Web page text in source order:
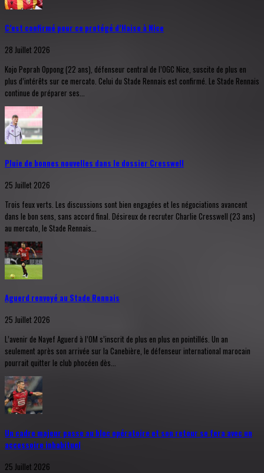
C’est confirmé pour ce protégé d’Haise à Nice
28 Juillet 2026
Kojo Peprah Oppong (22 ans), défenseur central de l’OGC Nice, suscite de plus en
plus d’intérêts sur ce mercato. Celui du Stade Rennais est confirmé. Le Stade Rennais
continue de préparer ses...
Pluie de bonnes nouvelles dans le dossier Cresswell
25 Juillet 2026
Trois feux verts. Les discussions sont bien engagées et les négociations avancent
dans le bon sens, sans accord final. Désireux de recruter Charlie Cresswell (23 ans)
au mercato, le Stade Rennais...
Aguerd renvoyé au Stade Rennais
25 Juillet 2026
L’avenir de Nayef Aguerd à l’OM s’inscrit de plus en plus en pointillés. Un an
seulement après son arrivée sur la Canebière, le défenseur international marocain
pourrait quitter le club phocéen dès...
Un cadre majeur passe au bloc opératoire et son retour se fera avec un
accessoire inhabituel
25 Juillet 2026